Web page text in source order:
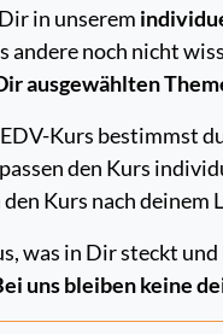
in unserem
andere noch nicht
ausgewählten
Kurs bestimmst
den Kurs
Kurs nach deinem
was in Dir steckt
uns bleiben keine